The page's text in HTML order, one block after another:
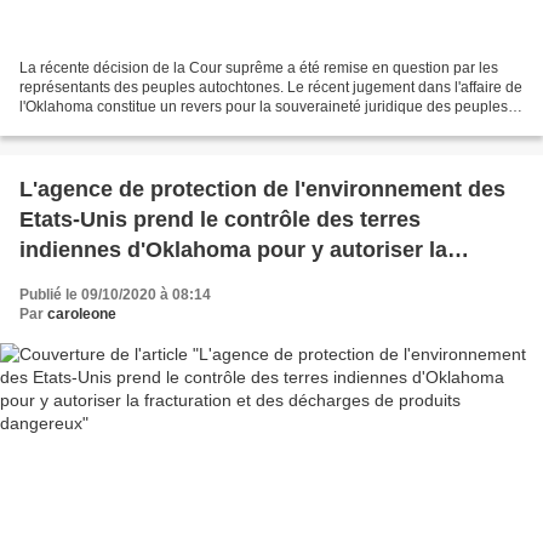
La récente décision de la Cour suprême a été remise en question par les
représentants des peuples autochtones. Le récent jugement dans l'affaire de
l'Oklahoma constitue un revers pour la souveraineté juridique des peuples
L'agence de protection de l'environnement des
Etats-Unis prend le contrôle des terres
indiennes d'Oklahoma pour y autoriser la
fracturation et des décharges de produits
dangereux
Publié le 09/10/2020 à 08:14
Par caroleone